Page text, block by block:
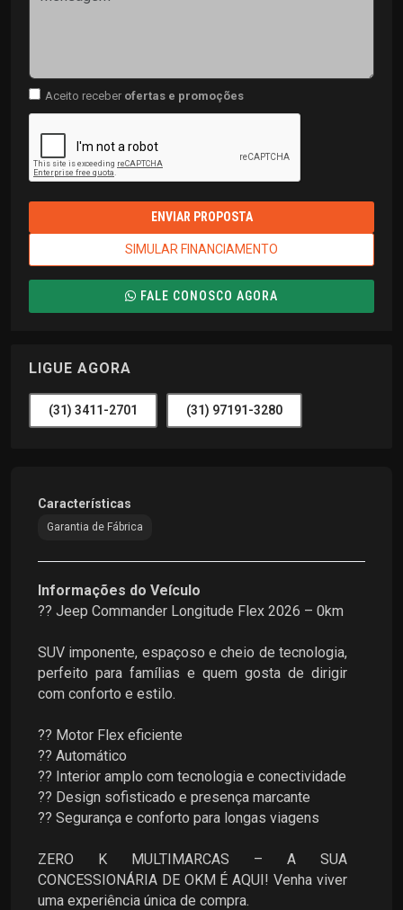
Aceito receber ofertas e promoções
ENVIAR PROPOSTA
SIMULAR FINANCIAMENTO
FALE CONOSCO AGORA
LIGUE AGORA
(31) 3411-2701 (31) 97191-3280
Características
Garantia de Fábrica
Informações do Veículo
?? Jeep Commander Longitude Flex 2026 – 0km
SUV imponente, espaçoso e cheio de tecnologia,
perfeito para famílias e quem gosta de dirigir
com conforto e estilo.
?? Motor Flex eficiente
?? Automático
?? Interior amplo com tecnologia e conectividade
?? Design sofisticado e presença marcante
?? Segurança e conforto para longas viagens
ZERO K MULTIMARCAS – A SUA
CONCESSIONÁRIA DE OKM É AQUI! Venha viver
uma experiência única de compra.